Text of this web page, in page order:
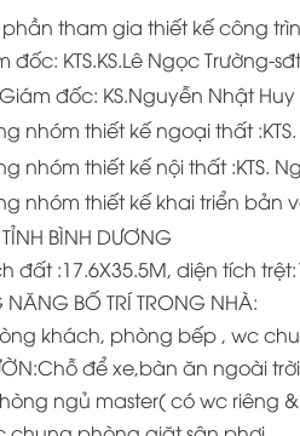
phần tham gia thiết kế công
đốc: KTS.KS.Lê Ngọc Trường-
đốc: KS.Nguyễn Nhật Huy
nhóm thiết kế ngoại thất
nhóm thiết kế nội thất :KTS.
nhóm thiết kế khai triển bản
BÌNH DƯƠNG
đất :17.6X35.5M, diện tích
BỐ TRÍ TRONG NHÀ:
khách, phòng bếp , wc
để xe,bàn ăn ngoài
ngủ master( có wc